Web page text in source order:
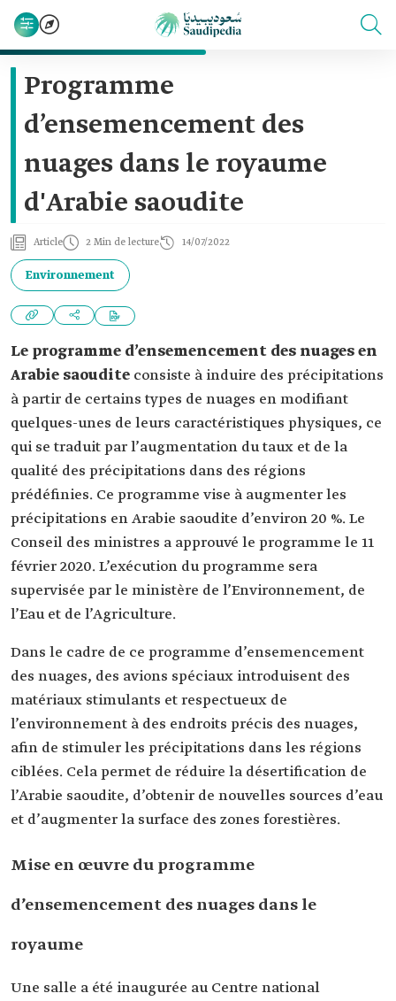
Programme
d’ensemencement des
nuages dans le royaume
d'Arabie saoudite
Article 2 Min de lecture 14/07/2022
Environnement
Le programme d’ensemencement des nuages en
Arabie saoudite consiste à induire des précipitations
à partir de certains types de nuages en modifiant
quelques-unes de leurs caractéristiques physiques, ce
qui se traduit par l’augmentation du taux et de la
qualité des précipitations dans des régions
prédéfinies. Ce programme vise à augmenter les
précipitations en Arabie saoudite d’environ 20 %. Le
Conseil des ministres a approuvé le programme le 11
février 2020. L’exécution du programme sera
supervisée par le ministère de l’Environnement, de
l’Eau et de l’Agriculture.
Dans le cadre de ce programme d’ensemencement
des nuages, des avions spéciaux introduisent des
matériaux stimulants et respectueux de
l’environnement à des endroits précis des nuages,
afin de stimuler les précipitations dans les régions
ciblées. Cela permet de réduire la désertification de
l’Arabie saoudite, d’obtenir de nouvelles sources d’eau
et d’augmenter la surface des zones forestières.
Mise en œuvre du programme
d’ensemencement des nuages dans le
royaume
Une salle a été inaugurée au Centre national